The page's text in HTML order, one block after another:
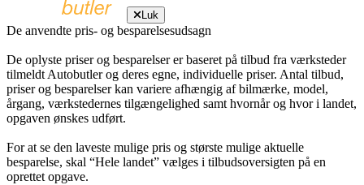
Luk
De anvendte pris- og besparelsesudsagn
De oplyste priser og besparelser er baseret på tilbud fra værksteder
tilmeldt Autobutler og deres egne, individuelle priser. Antal tilbud,
priser og besparelser kan variere afhængig af bilmærke, model,
årgang, værkstedernes tilgængelighed samt hvornår og hvor i landet,
opgaven ønskes udført.
For at se den laveste mulige pris og største mulige aktuelle
besparelse, skal “Hele landet” vælges i tilbudsoversigten på en
oprettet opgave.